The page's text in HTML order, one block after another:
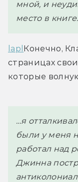
мной, и
место в книге.
lapl Конечно,
страницах
которые
…я
были у меня
работал над
Джинна